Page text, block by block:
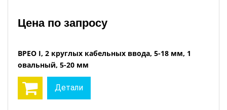
Цена по запросу
BPEO I, 2 круглых кабельных ввода, 5-18 мм, 1
овальный, 5-20 мм
Детали